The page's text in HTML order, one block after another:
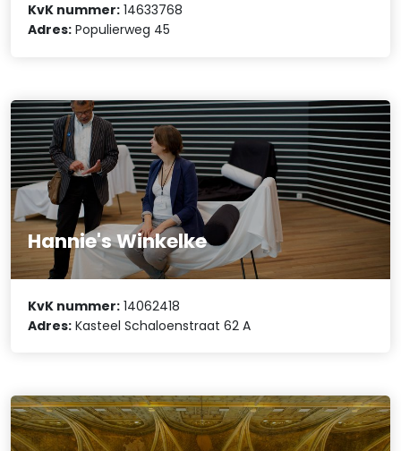
KvK nummer: 14633768
Adres: Populierweg 45
Hannie's Winkelke
KvK nummer: 14062418
Adres: Kasteel Schaloenstraat 62 A